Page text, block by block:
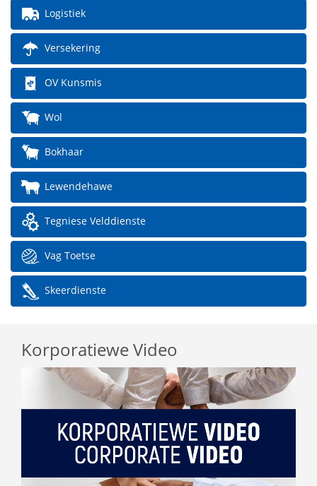
Logistiek
Versekering
OV Kunsmis
Wol
Bokhaar
Lewendehawe
Tegniese Velddienste
Vag Toetse
Skeerdienste
Korporatiewe Video